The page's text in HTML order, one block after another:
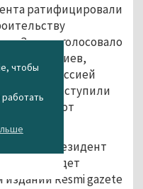
чтобы
ратифицировали
«За» проголосовало
с Россией
223-х, 7 выступили
от
президент
чего он будет
Resmi gazete